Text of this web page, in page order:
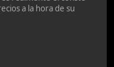
a la hora de su